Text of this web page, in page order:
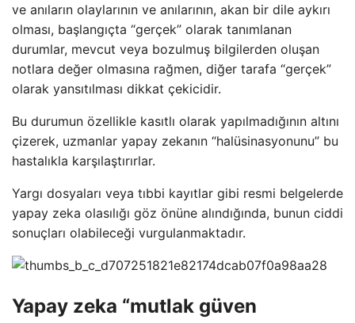
ve anıların olaylarının ve anılarının, akan bir dile aykırı
olması, başlangıçta “gerçek” olarak tanımlanan
durumlar, mevcut veya bozulmuş bilgilerden oluşan
notlara değer olmasına rağmen, diğer tarafa “gerçek”
olarak yansıtılması dikkat çekicidir.
Bu durumun özellikle kasıtlı olarak yapılmadığının altını
çizerek, uzmanlar yapay zekanın “halüsinasyonunu” bu
hastalıkla karşılaştırırlar.
Yargı dosyaları veya tıbbi kayıtlar gibi resmi belgelerde
yapay zeka olasılığı göz önüne alındığında, bunun ciddi
sonuçları olabileceği vurgulanmaktadır.
Yapay zeka “mutlak güven